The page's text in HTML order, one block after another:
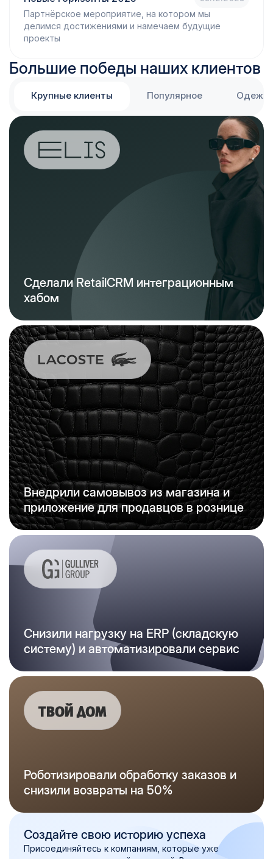
Партнёрское мероприятие, на котором мы
делимся достижениями и намечаем будущие
проекты
Большие победы наших клиентов
Крупные клиенты Популярное
Сделали RetailCRM интеграционным
хабом
Внедрили самовывоз из магазина и
приложение для продавцов в рознице
Cнизили нагрузку на ERP (складскую
систему) и автоматизировали сервис
Роботизировали обработку заказов и
снизиливозвраты на 50%
Создайте свою историю успеха
Присоединяйтесь к компаниям, которые уже